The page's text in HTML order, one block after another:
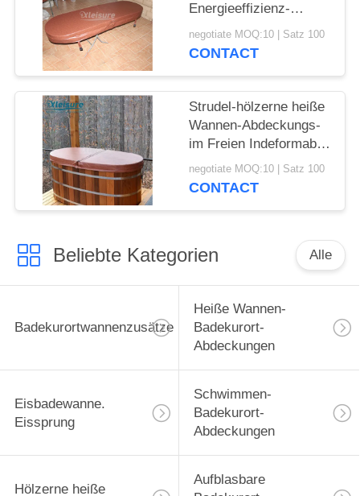
Energieeffizienz-
hölzerne Badekurort-
Abdeckung der
Quellen
negotiate MOQ:10 | Satz 100
CONTACT
Strudel-hölzerne heiße
Wannen-Abdeckungs-
im Freien Indeformable
Kern umfasst heiße
Wannen-Abdeckungen
negotiate MOQ:10 | Satz 100
CONTACT
Beliebte Kategorien Alle
Badekurortwannenzusätze
Heiße Wannen-
Badekurort-
Abdeckungen
Eisbadewanne.
Eissprung
Schwimmen-
Badekurort-
Abdeckungen
Hölzerne heiße
Aufblasbare